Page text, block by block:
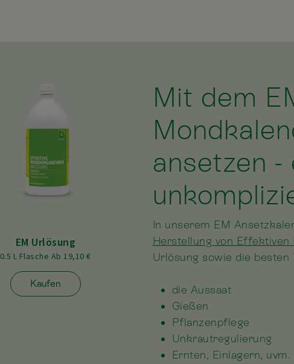
EM Urlösung
0.5 L Flasche Ab 19,10 €
Kaufen
Mit dem
ansetzen -
In unserem EM
Herstellung von
Urlösung sowie die besten
die Aussaat
Gießen
Pflanzenpflege
Unkrautregulierung
Ernten, Einlagern, uvm.